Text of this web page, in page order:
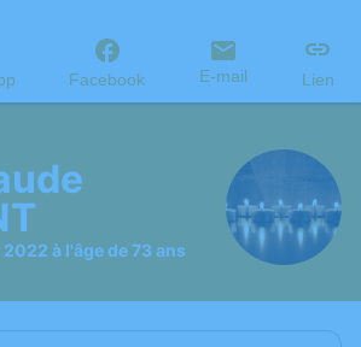
Facebook E-mail Lien
à l'âge de 73 ans